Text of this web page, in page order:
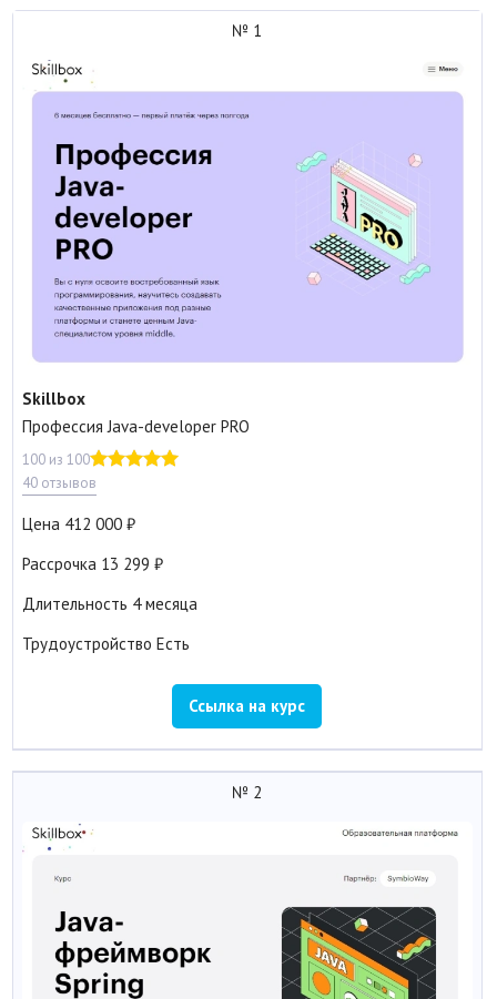
№ 1
Skillbox
Профессия Java-developer PRO
100 из 100
40 отзывов
Цена 412 000
Рассрочка 13 299
Длительность 4 месяца
Трудоустройство Есть
Ссылка на курс
№ 2